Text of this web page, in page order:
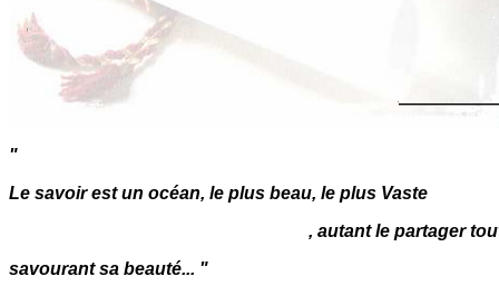
"
Le savoir est un océan, le plus beau, le plus Vaste
, autant le partager
savourant sa beauté... "